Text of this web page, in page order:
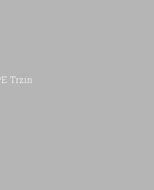
Trzin